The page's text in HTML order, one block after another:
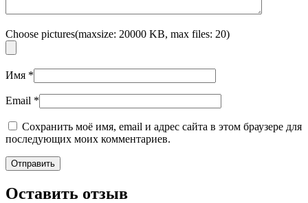
Choose pictures(maxsize: 20000 KB, max files: 20)
Имя *
Email *
Сохранить моё имя, email и адрес сайта в этом браузере для
последующих моих комментариев.
Оставить отзыв